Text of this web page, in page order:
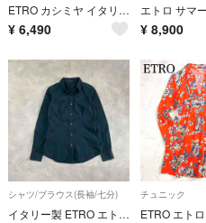
ETRO カシミヤ イタリア製 サイズ44 ハイネック セーター ニット パープル レディース エトロ【中古】6-0719T∞
¥ 6,490 ¥ 8,900
シャツ/ブラウス(長袖/七分)
イタリー製 ETRO エトロ 総柄ペイズリー長袖シャツ レディースM相当
チュニック